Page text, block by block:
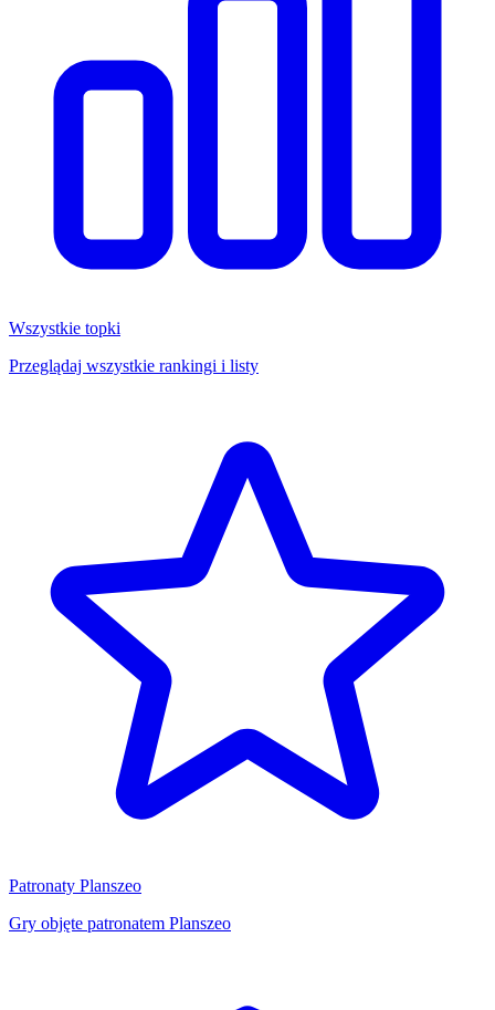
Wszystkie topki
Przeglądaj wszystkie rankingi i listy
Patronaty Planszeo
Gry objęte patronatem Planszeo